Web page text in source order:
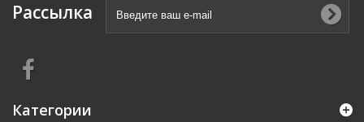
Рассылка
Категории